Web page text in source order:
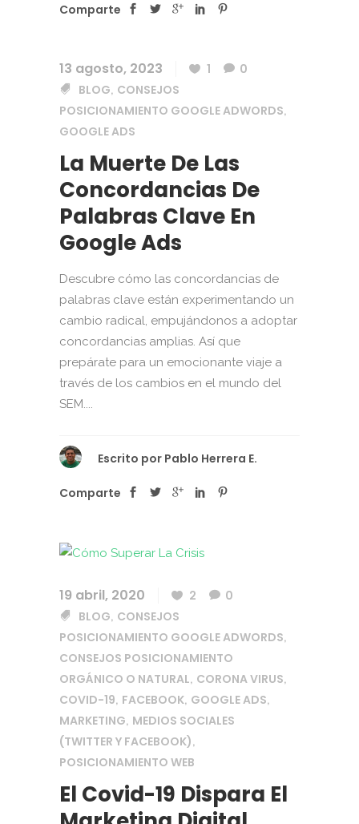
Comparte
13 agosto, 2023 1
0
BLOG, CONSEJOS
POSICIONAMIENTO GOOGLE ADWORDS,
GOOGLE ADS
La Muerte De Las
Concordancias De
Palabras Clave En
Google Ads
Descubre cómo las concordancias de
palabras clave están experimentando un
cambio radical, empujándonos a adoptar
concordancias amplias. Así que
prepárate para un emocionante viaje a
través de los cambios en el mundo del
SEM....
Escrito por Pablo Herrera E.
Comparte
19 abril, 2020 2
0
BLOG, CONSEJOS
POSICIONAMIENTO GOOGLE ADWORDS,
CONSEJOS POSICIONAMIENTO
ORGÁNICO O NATURAL, CORONA VIRUS,
COVID-19, FACEBOOK, GOOGLE ADS,
MARKETING, MEDIOS SOCIALES
(TWITTER Y FACEBOOK),
POSICIONAMIENTO WEB
El Covid-19 Dispara El